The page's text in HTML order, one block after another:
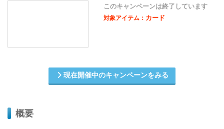
このキャンペーンは終了しています
対象アイテム： カード
現在開催中のキャンペーンをみる
概要